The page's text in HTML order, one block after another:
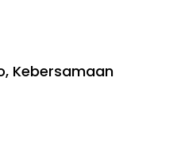
Kebersamaan